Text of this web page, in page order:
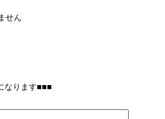
せん
なります■■■